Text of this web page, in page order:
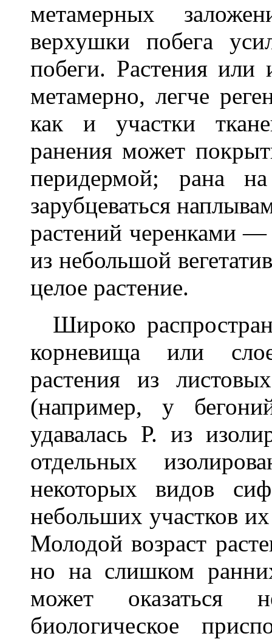
метамерных
верхушки побега
побеги. Растения или
метамерно, легче
как и участки
ранения может
перидермой; рана
зарубцеваться
растений черенками —
из небольшой
целое растение.
Широко
корневища или
растения из
(например, у
удавалась Р. из
отдельных
некоторых видов
небольших участков
Молодой возраст
но на слишком
может
биологическое